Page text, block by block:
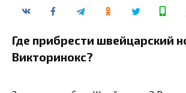
Где прибрести швейцарский
Викторинокс?